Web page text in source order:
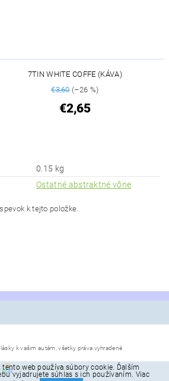
7TIN WHITE COFFE (KÁVA)
€3,60(–26 %)
€2,65
0.15 kg
Ostatné abstraktné vône
k tejto položke.
k vašim autám, všetky práva vyhradené
Vytvoril Shoptet
tento web používa súbory cookie. Ďalším
vyjadrujete súhlas s ich používaním. Viac